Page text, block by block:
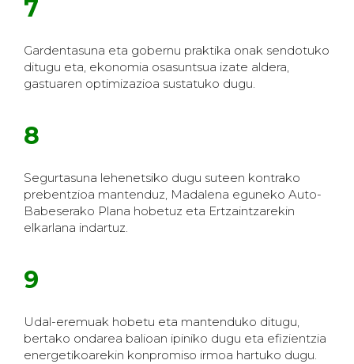
7
Gardentasuna eta gobernu praktika onak sendotuko
ditugu eta, ekonomia osasuntsua izate aldera,
gastuaren optimizazioa sustatuko dugu.
8
Segurtasuna lehenetsiko dugu suteen kontrako
prebentzioa mantenduz, Madalena eguneko Auto-
Babeserako Plana hobetuz eta Ertzaintzarekin
elkarlana indartuz.
9
Udal-eremuak hobetu eta mantenduko ditugu,
bertako ondarea balioan ipiniko dugu eta efizientzia
energetikoarekin konpromiso irmoa hartuko dugu.